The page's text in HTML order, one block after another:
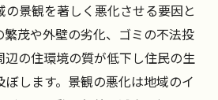
ルを未然に防ぐ管理ポイント
がもたらす主なトラブル事例
な関係を築くための空き家対
景観を著しく悪化させる要因と
繁茂や外壁の劣化、ゴミの不法投
辺の住環境の質が低下し住民の生
します。景観の悪化は地域のイ